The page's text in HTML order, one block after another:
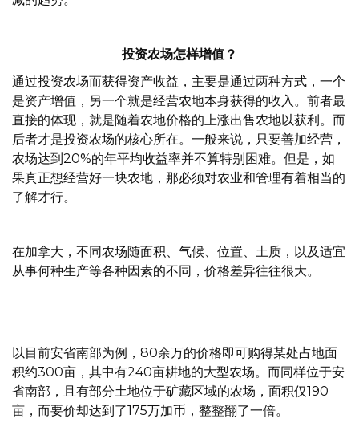
投资农场怎样增值？
通过投资农场而获得资产收益，主要是通过两种方式，一个
是资产增值，另一个就是经营农地本身获得的收入。前者最
直接的体现，就是随着农地价格的上涨出售农地以获利。而
后者才是投资农场的核心所在。一般来说，只要善加经营，
农场达到20%的年平均收益率并不算特别困难。但是，如
果真正想经营好一块农地，那必须对农业和管理有着相当的
了解才行。
在加拿大，不同农场随面积、气候、位置、土质，以及适宜
从事何种生产等各种因素的不同，价格差异往往很大。
以目前安省南部为例，80余万的价格即可购得某处占地面
积约300亩，其中有240亩耕地的大型农场。而同样位于安
省南部，且有部分土地位于矿藏区域的农场，面积仅190
亩，而要价却达到了175万加币，整整翻了一倍。